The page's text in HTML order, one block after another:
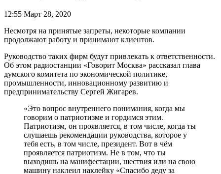
12:55 Март 28, 2020
Несмотря на принятые запреты, некоторые компании
продолжают работу и принимают клиентов.
Руководство таких фирм будут привлекать к ответственности.
Об этом радиостанции «Говорит Москва» рассказал глава
думского комитета по экономической политике,
промышленности, инновационному развитию и
предпринимательству Сергей Жигарев.
«Это вопрос внутреннего понимания, когда мы
говорим о патриотизме и гордимся этим.
Патриотизм, он проявляется, в том числе, когда ты
слушаешь рекомендации руководства, которое у
тебя есть, в том числе, президент. Вот в чём
проявляется патриотизм. Не в том, что ты
выходишь на манифестации, шествия или на свою
машину наклеил наклейку «Спасибо деду за